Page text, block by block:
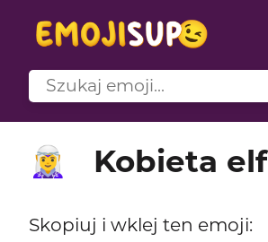
🧝‍♀️ Kobieta elf
Skopiuj i wklej ten emoji: